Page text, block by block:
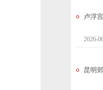
昆明
2026-
签约